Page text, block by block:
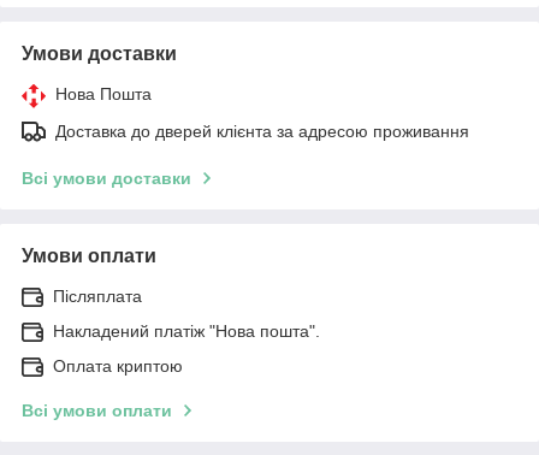
Умови доставки
Нова Пошта
Доставка до дверей клієнта за адресою проживання
Всі умови доставки
Умови оплати
Післяплата
Накладений платіж "Нова пошта".
Оплата криптою
Всі умови оплати